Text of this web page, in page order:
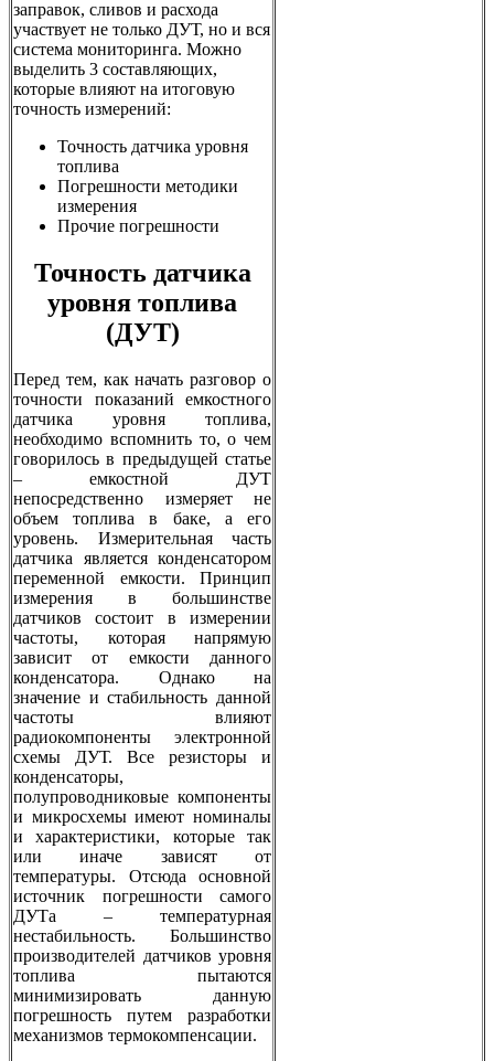
заправок, сливов и расхода
участвует не только ДУТ, но и вся
система мониторинга. Можно
выделить 3 составляющих,
которые влияют на итоговую
точность измерений:
Точность датчика уровня
топлива
Погрешности методики
измерения
Прочие погрешности
Точность датчика
уровня топлива
(ДУТ)
Перед тем, как начать разговор о
точности показаний емкостного
датчика уровня топлива,
необходимо вспомнить то, о чем
говорилось в предыдущей статье
– емкостной ДУТ
непосредственно измеряет не
объем топлива в баке, а его
уровень. Измерительная часть
датчика является конденсатором
переменной емкости. Принцип
измерения в большинстве
датчиков состоит в измерении
частоты, которая напрямую
зависит от емкости данного
конденсатора. Однако на
значение и стабильность данной
частоты влияют
радиокомпоненты электронной
схемы ДУТ. Все резисторы и
конденсаторы,
полупроводниковые компоненты
и микросхемы имеют номиналы
и характеристики, которые так
или иначе зависят от
температуры. Отсюда основной
источник погрешности самого
ДУТа – температурная
нестабильность. Большинство
производителей датчиков уровня
топлива пытаются
минимизировать данную
погрешность путем разработки
механизмов термокомпенсации.